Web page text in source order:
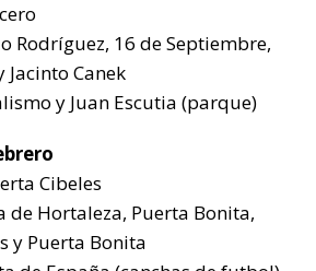
Rodríguez, 16 de Septiembre,
Jacinto Canek
y Juan Escutia (parque)
Cibeles
de Hortaleza, Puerta Bonita,
y Puerta Bonita